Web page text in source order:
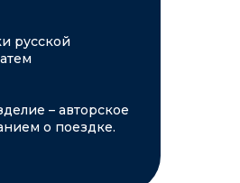
русской
– авторское
о поездке.